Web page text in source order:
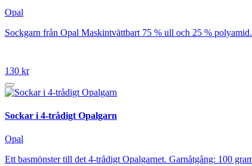
Opal
Sockgarn från Opal Maskintvättbart 75 % ull och 25 %
130 kr
Sockar i 4-trådigt Opalgarn
Opal
Ett basmönster till det 4-trådigt Opalgarnet. Garnåtgång: 100